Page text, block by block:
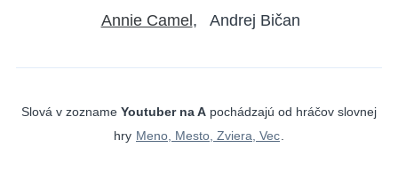
Annie Camel Andrej Bičan
Slová v zozname Youtuber na A pochádzajú od hráčov slovnej
hry Meno, Mesto, Zviera, Vec